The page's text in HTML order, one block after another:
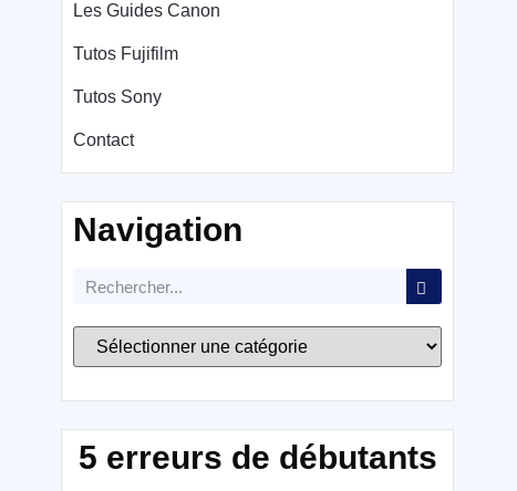
Les Guides Canon
Tutos Fujifilm
Tutos Sony
Contact
Navigation
5 erreurs de débutants